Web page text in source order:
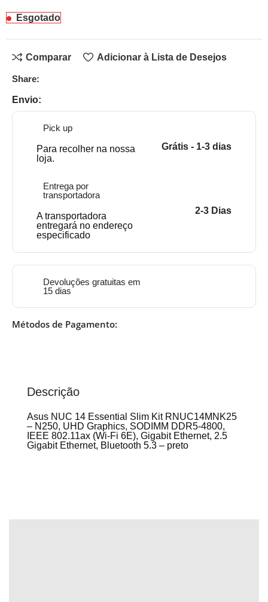
Esgotado
Comparar Adicionar à Lista de Desejos
Share:
Envio:
Pick up
Para recolher na nossa
loja.
Grátis - 1-3 dias
Entrega por
transportadora
A transportadora
entregará no endereço
especificado
2-3 Dias
Devoluções gratuitas em
15 dias
Métodos de Pagamento:
Descrição
Asus NUC 14 Essential Slim Kit RNUC14MNK25
– N250, UHD Graphics, SODIMM DDR5-4800,
IEEE 802.11ax (Wi-Fi 6E), Gigabit Ethernet, 2.5
Gigabit Ethernet, Bluetooth 5.3 – preto